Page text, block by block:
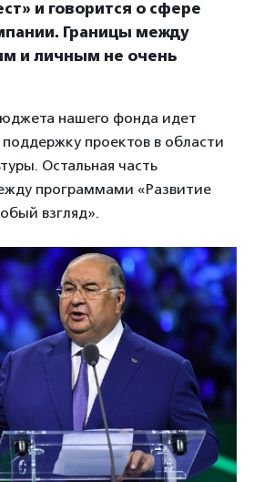
и говорится о сфере
Границы между
и личным не очень
нашего фонда идет
проектов в области
Остальная часть
программами «Развитие
взгляд».